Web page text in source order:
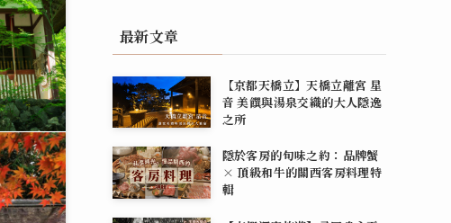
最新文章
【京都天橋立】天橋立離宮 星
音 美饌與湯泉交織的大人隱逸
之所
隱於客房的旬味之約：品牌蟹
× 頂級和牛的關西客房料理特
輯